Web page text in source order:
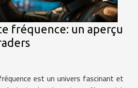
fréquence: un aperçu
est un univers fascinant et